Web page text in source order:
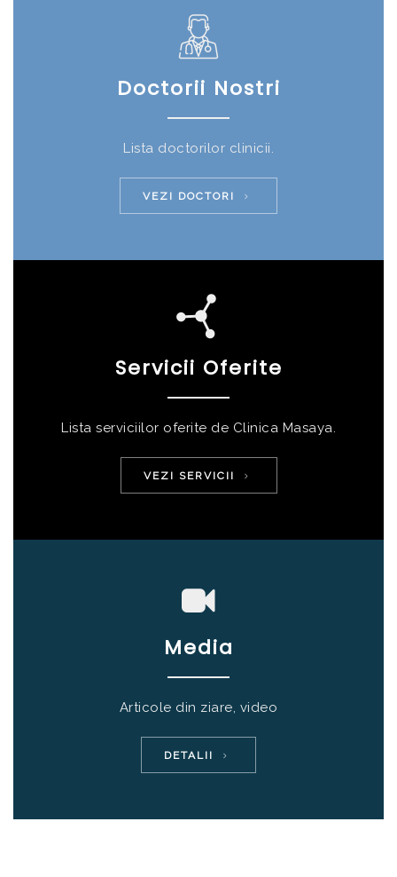
Doctorii Nostri
Lista doctorilor clinicii.
VEZI DOCTORI
Servicii Oferite
Lista serviciilor oferite de Clinica Masaya.
VEZI SERVICII
Media
Articole din ziare, video
DETALII